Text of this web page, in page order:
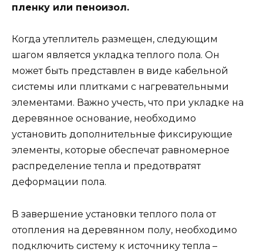
пленку или пеноизол.
Когда утеплитель размещен, следующим
шагом является укладка теплого пола. Он
может быть представлен в виде кабельной
системы или плитками с нагревательными
элементами. Важно учесть, что при укладке на
деревянное основание, необходимо
установить дополнительные фиксирующие
элементы, которые обеспечат равномерное
распределение тепла и предотвратят
деформации пола.
В завершение установки теплого пола от
отопления на деревянном полу, необходимо
подключить систему к источнику тепла –